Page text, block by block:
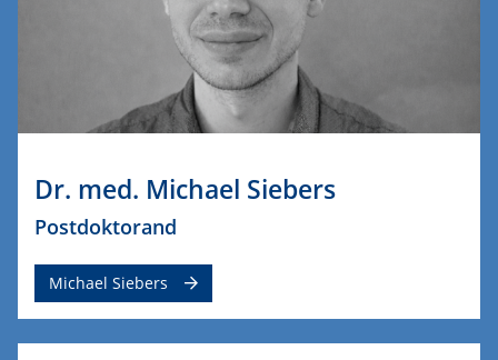
Dr. med. Michael Siebers
Postdoktorand
Michael Siebers